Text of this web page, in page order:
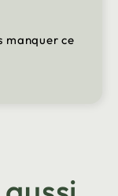
manquer ce